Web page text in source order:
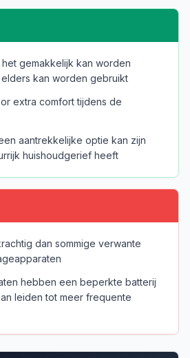
gemakkelijk kan worden
kan worden gebruikt
extra comfort tijdens de
aantrekkelijke optie kan zijn
huishoudgerief heeft
dan sommige verwante
hebben een beperkte batterij
leiden tot meer frequente